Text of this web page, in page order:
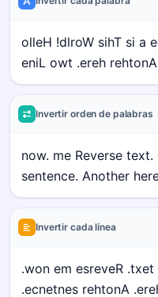
Invertir orden de palabras
Invertir cada línea